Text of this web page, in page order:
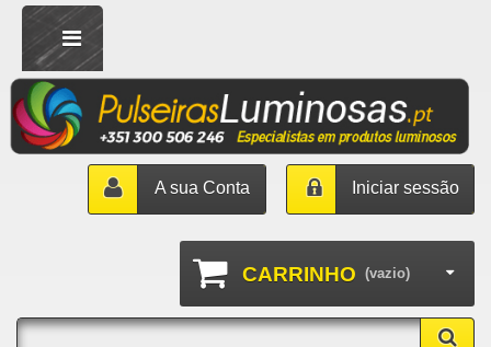
Iniciar sessão
A sua Conta
CARRINHO (vazio)